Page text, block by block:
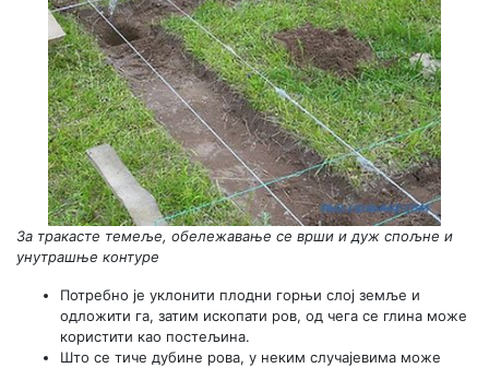
За тракасте темеље, обележавање се врши и дуж спољне и
унутрашње контуре
Потребно је уклонити плодни горњи слој земље и
одложити га, затим ископати ров, од чега се глина може
користити као постељина.
Што се тиче дубине рова, у неким случајевима може